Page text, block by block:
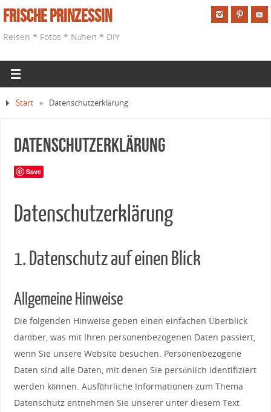
Frische Prinzessin
Reisen * Fotos * Nähen * DIY
Start » Datenschutzerklärung
Datenschutzerklärung
Save
Datenschutzerklärung
1. Datenschutz auf einen Blick
Allgemeine Hinweise
Die folgenden Hinweise geben einen einfachen Überblick
darüber, was mit Ihren personenbezogenen Daten passiert,
wenn Sie unsere Website besuchen. Personenbezogene
Daten sind alle Daten, mit denen Sie persönlich identifiziert
werden können. Ausführliche Informationen zum Thema
Datenschutz entnehmen Sie unserer unter diesem Text